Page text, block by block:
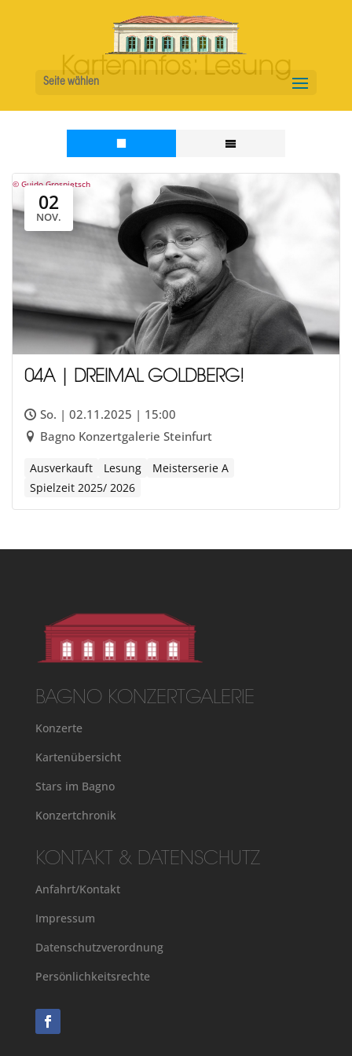
Seite wählen
Karteninfos: Lesung
© Guido Grospietsch
02
NOV.
04A | DREIMAL GOLDBERG!
So. | 02.11.2025 | 15:00
Bagno Konzertgalerie Steinfurt
Ausverkauft Lesung
Meisterserie A
Spielzeit 2025/ 2026
BAGNO KONZERTGALERIE
Konzerte
Kartenübersicht
Stars im Bagno
Konzertchronik
KONTAKT & DATENSCHUTZ
Anfahrt/Kontakt
Impressum
Datenschutzverordnung
Persönlichkeitsrechte